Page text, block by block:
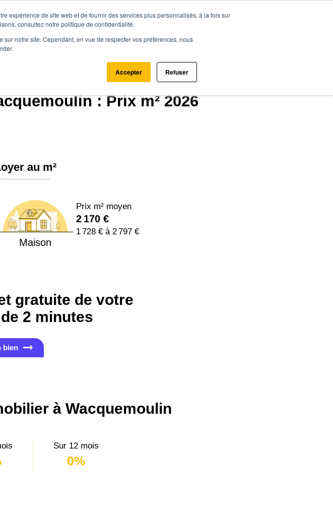
expérience de site web et de fournir des services plus personnalisés, à la fois sur
consultez notre politique de confidentialité.
notre site. Cependant, en vue de respecter vos préférences, nous
Accepter Refuser
Vendre avec Agence.immo
: Prix m² 2026
au m²
Maison
Prix m² moyen
2 170 €
1 728 € à 2 797 €
gratuite de votre
2 minutes
bien
à Wacquemoulin
Sur 12 mois
0%